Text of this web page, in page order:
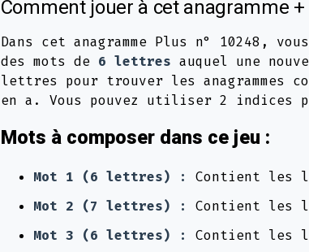
Comment jouer à cet anagramme +
Dans cet anagramme Plus n° 10248,
des mots de 6 lettres auquel une
lettres pour trouver les anagrammes
en a. Vous pouvez utiliser 2 indices
Mots à composer dans ce jeu :
Mot 1 (6 lettres) :
Contient les
Mot 2 (7 lettres) :
Contient les
Mot 3 (6 lettres) :
Contient les